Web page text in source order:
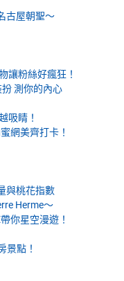
古屋朝聖～
讓粉絲好瘋狂！
測你的內心
吸睛！
網美齊打卡！
與桃花指數
Herme～
你星空漫遊！
景點！